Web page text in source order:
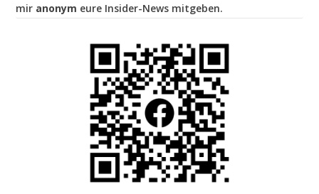
mir anonym eure Insider-News mitgeben.